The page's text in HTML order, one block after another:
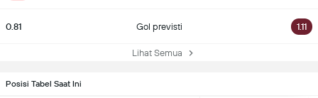
0.81 Gol previsti 1.11
Lihat Semua
Posisi Tabel Saat Ini